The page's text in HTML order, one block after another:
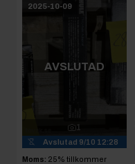
2025-10-09
AVSLUTAD
1
Avslutad 9/10 12:28
Moms: 25% tillkommer